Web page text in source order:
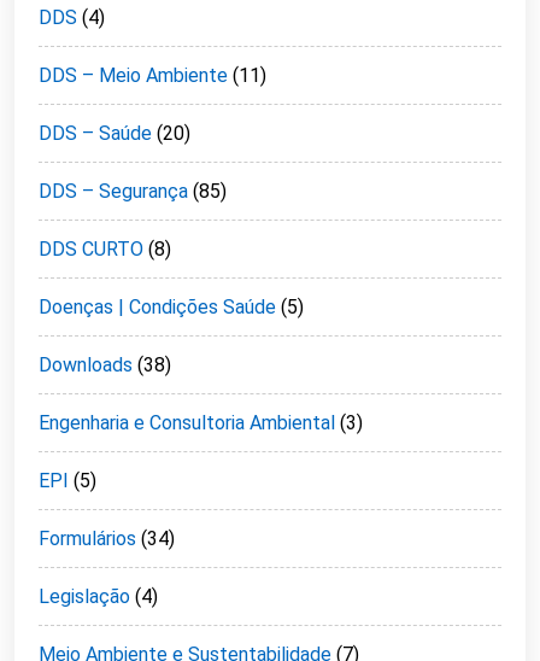
DDS (4)
DDS – Meio Ambiente (11)
DDS – Saúde (20)
DDS – Segurança (85)
DDS CURTO (8)
Doenças | Condições Saúde (5)
Downloads (38)
Engenharia e Consultoria Ambiental (3)
EPI (5)
Formulários (34)
Legislação (4)
Meio Ambiente e Sustentabilidade (7)